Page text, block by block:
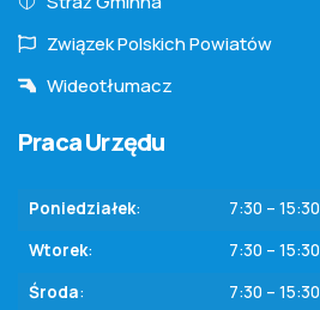
Praca Urzędu
Poniedziałek:
7:30 – 15:30
Wtorek:
7:30 – 15:30
Środa:
7:30 – 15:30
Związek Polskich Powiatów
Wideotłumacz